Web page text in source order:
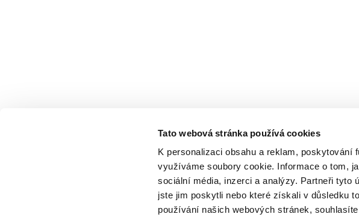
Tato webová stránka používá cookies
K personalizaci obsahu a reklam,
využíváme soubory cookie. Informace o tom,
sociální média, inzerci a analýzy. Partneři tyto
jste jim poskytli nebo které získali v důsledku
používání našich webových stránek,